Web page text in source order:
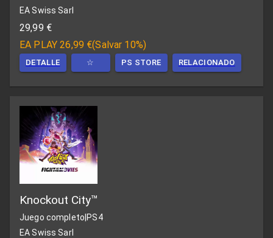
EA Swiss Sarl
29,99 €
EA PLAY 26,99 €(Salvar 10%)
DETALLE ☆ PS STORE RELACIONADO
Knockout City™
Juego completo PS4
EA Swiss Sarl